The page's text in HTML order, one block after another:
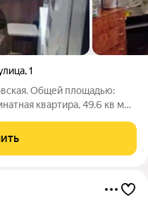
,1
Общей площадью:
квартира, 49.6 кв м
никаких